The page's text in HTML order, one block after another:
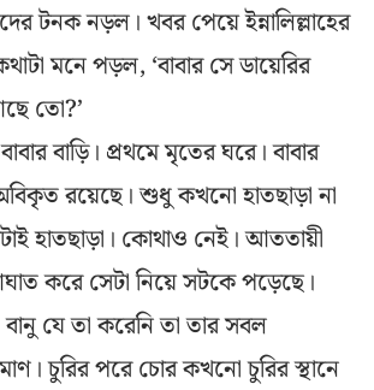
টনক নড়ল। খবর পেয়ে ইন্নালিল্লাহের
মনে পড়ল, ‘বাবার সে ডায়েরির
তো?’
বাড়ি। প্রথমে মৃতের ঘরে। বাবার
রয়েছে। শুধু কখনো হাতছাড়া না
হাতছাড়া। কোথাও নেই। আততায়ী
করে সেটা নিয়ে সটকে পড়েছে।
বানু যে তা করেনি তা তার সবল
চুরির পরে চোর কখনো চুরির স্থানে